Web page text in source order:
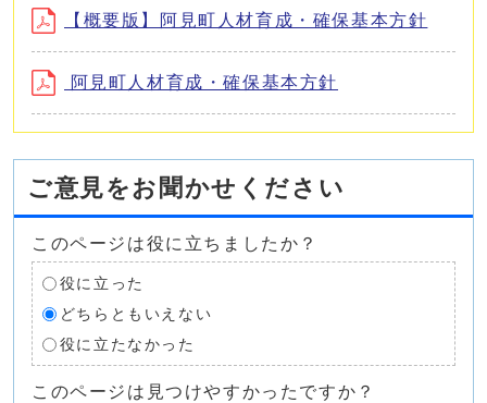
【概要版】阿見町人材育成・確保基本方針
阿見町人材育成・確保基本方針
ご意見をお聞かせください
このページは役に立ちましたか？
役に立った
どちらともいえない
役に立たなかった
このページは見つけやすかったですか？